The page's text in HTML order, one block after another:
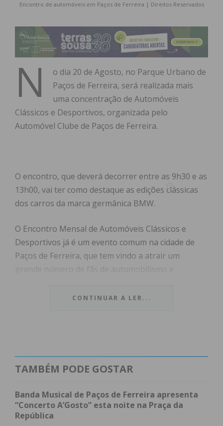
Encontro de automóveis em Paços de Ferreira | Direitos Reservados
N
o dia 20 de Agosto, no Parque Urbano de
Paços de Ferreira, será realizada mais
uma concentração de Automóveis
Clássicos e Desportivos, organizada pelo
Automóvel Clube de Paços de Ferreira.
O encontro, que deverá decorrer entre as 9h30 e as
13h00, vai ter como destaque as edições clássicas
dos carros da marca germânica BMW.
O Encontro Mensal de Automóveis Clássicos e
Desportivos já é um evento comum na cidade de
Paços de Ferreira, que tem vindo a atrair um
grande número de fãs de automobilismo e
até à Capital do Móvel.
Imediato
obtenha de forma regular a informação
CONTINUAR A LER...
TAMBÉM PODE GOSTAR
Banda Musical de Paços de Ferreira apresenta
“Concerto A’Gosto” esta noite na Praça da
República